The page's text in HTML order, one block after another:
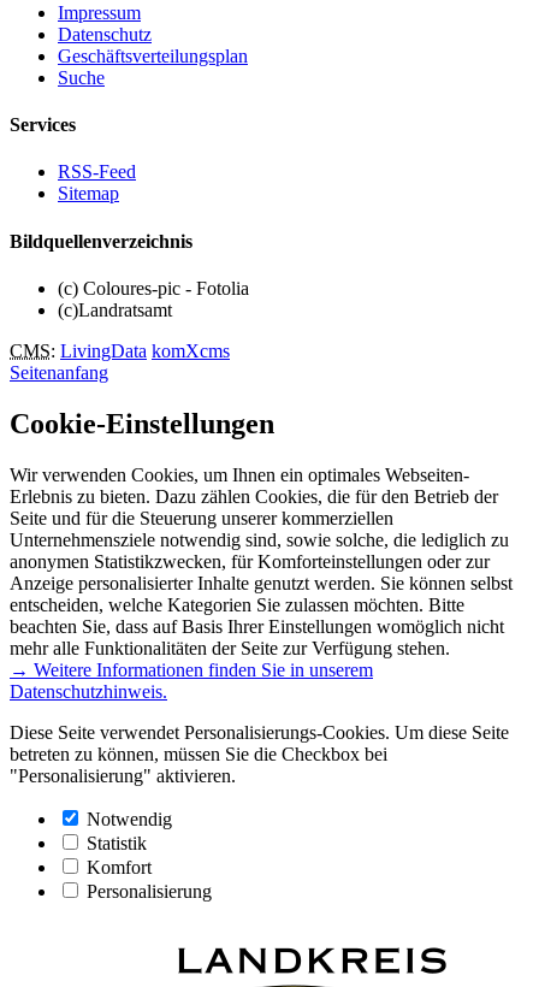
Impressum
Datenschutz
Geschäftsverteilungsplan
Suche
Services
RSS-Feed
Sitemap
Bildquellenverzeichnis
(c) Coloures-pic - Fotolia
(c)Landratsamt
CMS: LivingData komXcms
Seitenanfang
Cookie-Einstellungen
Wir verwenden Cookies, um Ihnen ein optimales Webseiten-
Erlebnis zu bieten. Dazu zählen Cookies, die für den Betrieb der
Seite und für die Steuerung unserer kommerziellen
Unternehmensziele notwendig sind, sowie solche, die lediglich zu
anonymen Statistikzwecken, für Komforteinstellungen oder zur
Anzeige personalisierter Inhalte genutzt werden. Sie können selbst
entscheiden, welche Kategorien Sie zulassen möchten. Bitte
beachten Sie, dass auf Basis Ihrer Einstellungen womöglich nicht
mehr alle Funktionalitäten der Seite zur Verfügung stehen.
→ Weitere Informationen finden Sie in unserem
Datenschutzhinweis.
Diese Seite verwendet Personalisierungs-Cookies. Um diese Seite
betreten zu können, müssen Sie die Checkbox bei
"Personalisierung" aktivieren.
Notwendig
Statistik
Komfort
Personalisierung